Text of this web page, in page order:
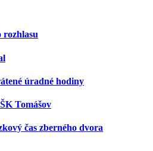
rozhlasu
úradné hodiny
Tomášov
čas zberného dvora